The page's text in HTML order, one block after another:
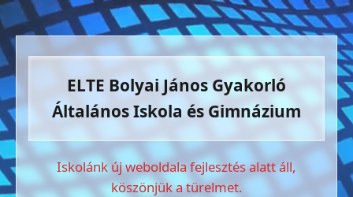
ELTE Bolyai János Gyakorló
Általános Iskola és Gimnázium
Iskolánk új weboldala fejlesztés alatt áll,
köszönjük a türelmet.